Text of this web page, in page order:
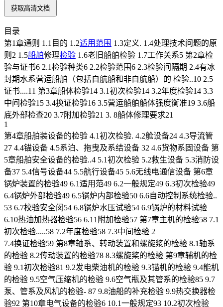
获取高清文档
目录
第1章通则 1.1目的 1.2适用范围 1.3定义. 1.4处理技术问题的原
则2 1.5船舶修理检验 1.6老旧船舶检验 1.7工作关系5 第2章检
验与证书6 2.1检验种类6 2.2检验范围6 2.3检验间隔期 2.4有冰
封期水系营运船舶（包括自航船和非自航船）的 检验..10 2.5
证书....11 第3章船体检验14 3.1初次检验14 3.2年度检验14 3.3
中间检验15 3.4换证检验16 3.5营运船舶船体强度衡准19 3.6船
底外部检查20 3.7附加检验21 3. 8船体修理要求21
1
第4章船舶装设备的检验 4.1初次检验. 4.2舱设备24 4.3导流管
27 4.4锚设备 4.5系泊、拖曳及系结设备 32 4.6货物系固设备 第
5章船舶安全设备的检验..4 5.1初次检验 5.2救生设备 5.3消防设
备37 5.4信号设备44 5.5航行设备45 5.6无线电通信设备 第6章
锅炉装置的检验49 6.1适用范49 6.2一般规定49 6.3初次检验49
6.4锅炉外部检验49 6.5锅炉内部检验50 6.6自动控制系统检验..
53 6.7校验安全闵54 6.8锅炉水压试验54 6.9锅炉的材料试验
6.10热油加热器检验56 6.11附加检验57 第7章主机的检验58 7.1
初次检验.....58 7.2年度检验58 7.3中间检验 2
7.4换证检验59 第8章轴系、转动装置和螺旋浆的检验 8.1轴系
的检验 8.2传动装置的检验78 8.3螺旋桨的检验 第9章辅机的检
验 9.1初次检验81 9.2发电柴油机的检验 9.3锚机的检验 9.4能机
的检验 9.5空气压缩机的检验 9.6空气瓶及其管系的检验85 9.7
泵、管系及风机的检验- 87 9.8油船的补充检验 9.9热交换器检
验92 第10章电气设备的检验6 10.1一般规定93 10.2初次检验